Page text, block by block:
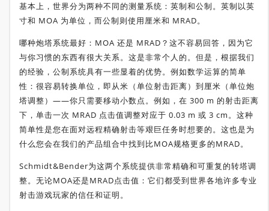
基本上，世界分为两种不同的测量系统：英制和公制。英制以英
寸和 MOA 为单位，而公制则使用厘米和 MRAD。
哪种炮塔系统最好：MOA 还是 MRAD？这不容易回答，因为它
与你习惯的东西有很大关系。这是非常个人的。但是，根据我们
的经验，公制系统具有一些显着的优势。例如数学运算的简单
性：很容易转换单位，即从米（单位射击距离）到厘米（单位炮
塔调整）——你只需要移动小数点。例如，在 300 m 的射击距离
下，单击一次 MRAD 点击值调整对应于 0.03 m 或 3 cm。这种
简单性是您在面对远程精确射击等艰巨任务时想要的。这也是为
什么您会在我们的产品组合中找到比MOA规格更多的MRAD。
Schmidt&Bender为这两个系统提供非常精确和可重复的转塔调
整。无论MOA还是MRAD点击值：它们都受到世界各地许多专业
射击游戏玩家的信任和证明。